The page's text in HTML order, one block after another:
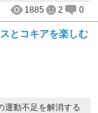
1885
2 0
とコキアを楽しむ
運動不足を解消する